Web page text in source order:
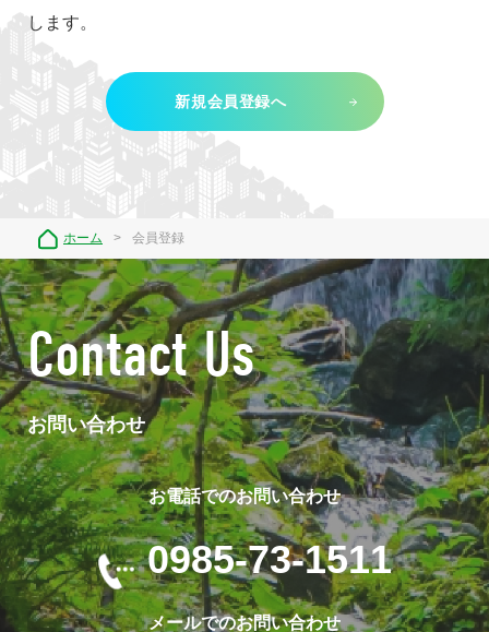
します。
新規会員登録へ
ホーム 会員登録
Contact Us
お問い合わせ
お電話でのお問い合わせ
0985-73-1511
メールでのお問い合わせ